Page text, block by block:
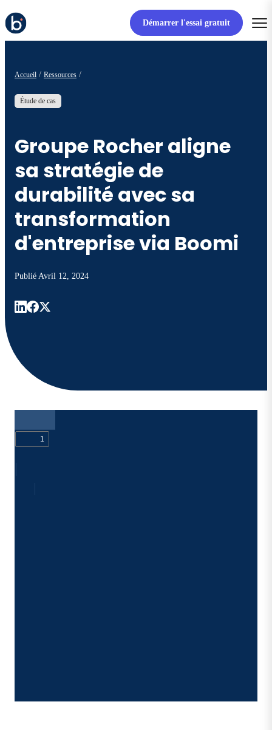
Démarrer l'essai gratuit
Accueil Ressources
Étude de cas
Groupe Rocher aligne
sa stratégie de
durabilité avec sa
transformation
d'entreprise via Boomi
Publié Avril 12, 2024